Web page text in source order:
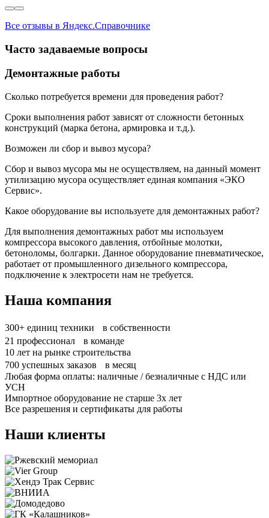
Все отзывы в Яндекс.Справочнике
Часто задаваемые вопросы
Демонтажные работы
Сколько потребуется времени для проведения работ?
Сроки выполнения работ зависят от сложности бетонных
конструкций (марка бетона, армировка и т.д.).
Возможен ли сбор и вывоз мусора?
Сбор и вывоз мусора мы не осуществляем, на данный момент
утилизацию мусора осуществляет единая компания «ЭКО
Сервис».
Какое оборудование вы используете для демонтажных работ?
Для выполнения демонтажных работ мы используем
компрессора высокого давления, отбойные молотки,
бетоноломы, болгарки. Данное оборудование пневматическое,
работает от промышленного дизельного компрессора,
подключение к электросети нам не требуется.
Наша компания
300+ единиц техники в собственности
21 профессионал в команде
10 лет на рынке строительства
700 успешных заказов в месяц
Любая форма оплаты: наличные / безналичные с НДС или
УСН
Импортное оборудование не старше 3х лет
Все разрешения и сертификаты для работы
Наши клиенты